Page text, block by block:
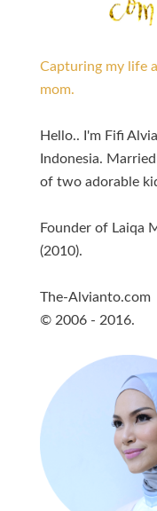
Capturing my life
mom.
Hello.. I'm Fifi
Indonesia.
of two adorable
Founder of Laiqa
(2010).
The-Alvianto.com
© 2006 - 2016.